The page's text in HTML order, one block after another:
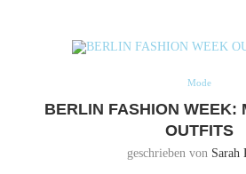
Mode
BERLIN FASHION WEEK:
OUTFITS
geschrieben von Sarah